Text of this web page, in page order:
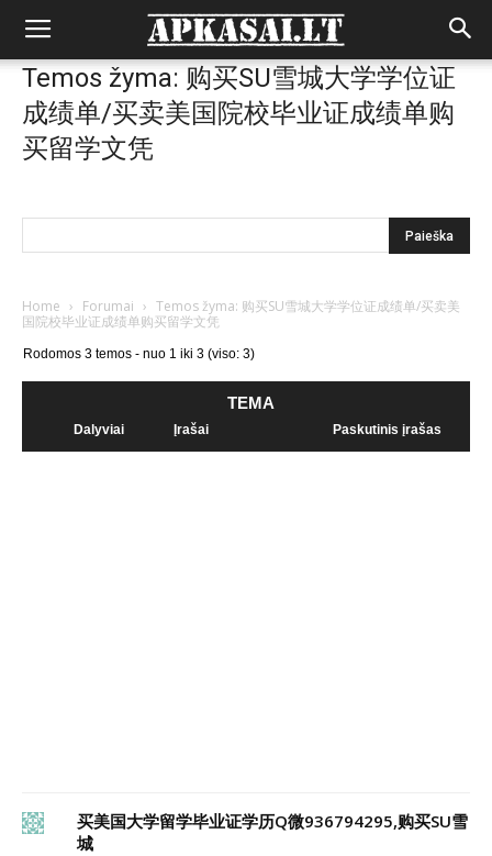
Temos žyma: 购买SU雪城大学学位证
成绩单/买卖美国院校毕业证成绩单购
买留学文凭
Home › Forumai › Temos žyma: 购买SU雪城大学学位证成绩单/买卖美
国院校毕业证成绩单购买留学文凭
Rodomos 3 temos - nuo 1 iki 3 (viso: 3)
TEMA
Dalyviai Įrašai Paskutinis įrašas
买美国大学留学毕业证学历Q微936794295,购买SU雪
城